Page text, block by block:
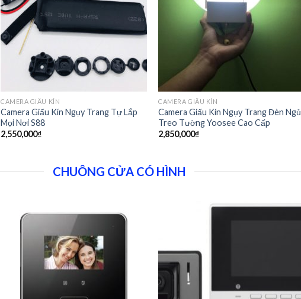
CAMERA GIẤU KÍN
Camera Giấu Kín Ngụy Trang Tự Lắp
Mọi Nơi S88
2,550,000₫
CAMERA GIẤU KÍN
Camera Giấu Kín Ngụy Trang Đèn Ngủ
Treo Tường Yoosee Cao Cấp
2,850,000₫
CHUÔNG CỬA CÓ HÌNH